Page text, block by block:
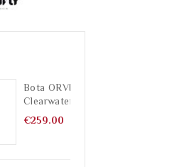
Bota ORVIS
Clearwater...
€259.00